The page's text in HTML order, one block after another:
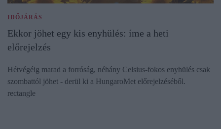
IDŐJÁRÁS
Ekkor jöhet egy kis enyhülés: íme a heti
előrejelzés
Hétvégéig marad a forróság, néhány Celsius-fokos enyhülés csak
szombattól jöhet - derül ki a HungaroMet előrejelzéséből.
rectangle